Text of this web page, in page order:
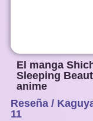
El manga
Sleeping
anime
Reseña /
11